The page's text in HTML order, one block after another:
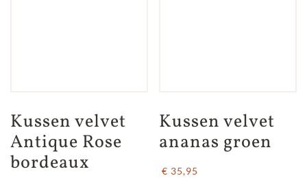
Kussen velvet
Antique Rose
bordeaux
Kussen velvet
ananas groen
€ 35,95